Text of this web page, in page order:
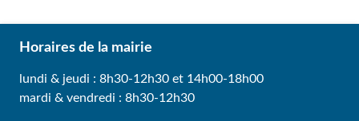
Horaires de la mairie
lundi & jeudi : 8h30-12h30 et 14h00-18h00
mardi & vendredi : 8h30-12h30